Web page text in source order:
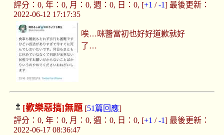
評分：0, 年：0, 月：0, 週：0, 日：0, [+1 /-1] 最後更新：
2022-06-12 17:17:35
唉…咪醬當初也好好道歉就好
了…
[歡樂惡搞]無題[51篇回應]
評分：0, 年：0, 月：0, 週：0, 日：0, [+1 /-1] 最後更新：
2022-06-17 08:36:47